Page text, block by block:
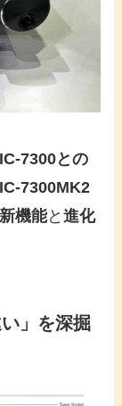
IC-7300との
IC-7300MK2
新機能と進化
」を深掘